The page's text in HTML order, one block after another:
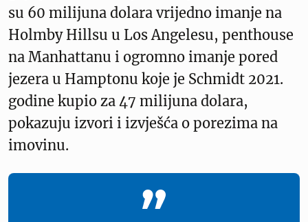
su 60 milijuna dolara vrijedno imanje na
Holmby Hillsu u Los Angelesu, penthouse
na Manhattanu i ogromno imanje pored
jezera u Hamptonu koje je Schmidt 2021.
godine kupio za 47 milijuna dolara,
pokazuju izvori i izvješća o porezima na
imovinu.